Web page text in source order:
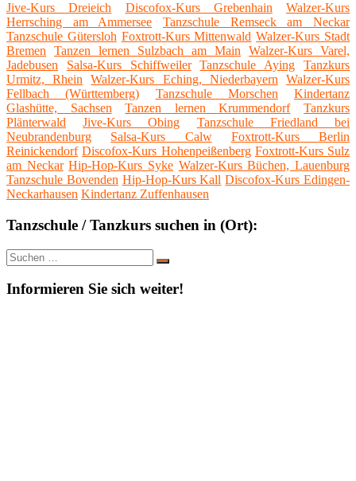
Jive-Kurs Dreieich Discofox-Kurs Grebenhain
Walzer-Kurs
Herrsching am Ammersee
Tanzschule Remseck am Neckar
Tanzschule Gütersloh Foxtrott-Kurs Mittenwald Walzer-Kurs Stadt
Bremen
Tanzen lernen Sulzbach am Main
Walzer-Kurs Varel,
Jadebusen
Salsa-Kurs Schiffweiler Tanzschule Aying
Tanzkurs
Urmitz, Rhein
Walzer-Kurs Eching, Niederbayern
Walzer-Kurs
Fellbach (Württemberg)
Tanzschule Morschen
Kindertanz
Glashütte, Sachsen
Tanzen lernen Krummendorf
Tanzkurs
Plänterwald
Jive-Kurs Obing
Tanzschule Friedland bei
Neubrandenburg
Salsa-Kurs Calw
Foxtrott-Kurs Berlin
Reinickendorf Discofox-Kurs Hohenpeißenberg Foxtrott-Kurs Sulz
am Neckar Hip-Hop-Kurs Syke Walzer-Kurs Büchen, Lauenburg
Tanzschule Bovenden Hip-Hop-Kurs Kall Discofox-Kurs Edingen-
Neckarhausen Kindertanz Zuffenhausen
Tanzschule / Tanzkurs suchen in (Ort):
Suche
nach:
Suchen
Informieren Sie sich weiter!